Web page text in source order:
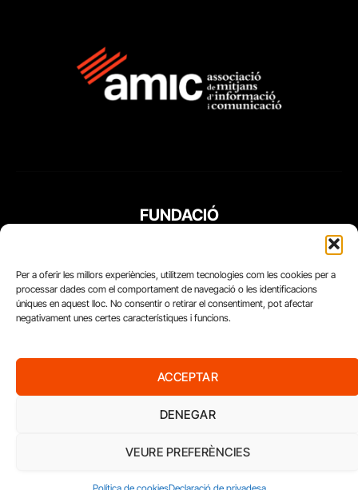
Per a oferir les millors experiències, utilitzem tecnologies com les cookies per a
processar dades com el comportament de navegació o les identificacions
úniques en aquest lloc. No consentir o retirar el consentiment, pot afectar
negativament unes certes característiques i funcions.
ACCEPTAR
DENEGAR
VEURE PREFERÈNCIES
FUNDACIÓ